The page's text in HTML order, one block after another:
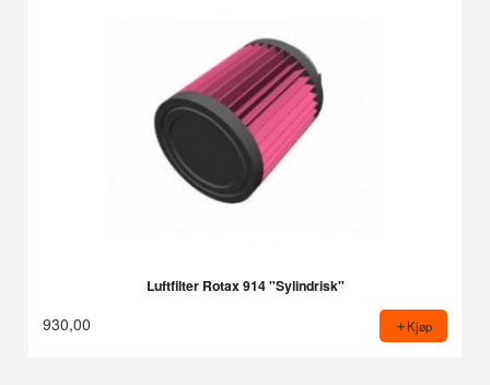
Luftfilter Rotax 914 "Sylindrisk"
930,00 Kjøp